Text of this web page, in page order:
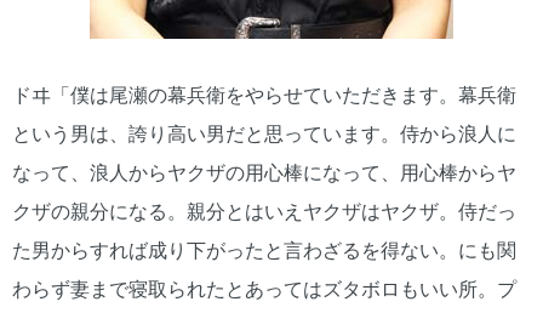
ドヰ「僕は尾瀬の幕兵衛をやらせていただきます。幕兵衛
という男は、誇り高い男だと思っています。侍から浪人に
なって、浪人からヤクザの用心棒になって、用心棒からヤ
クザの親分になる。親分とはいえヤクザはヤクザ。侍だっ
た男からすれば成り下がったと言わざるを得ない。にも関
わらず妻まで寝取られたとあってはズタボロもいい所。プ